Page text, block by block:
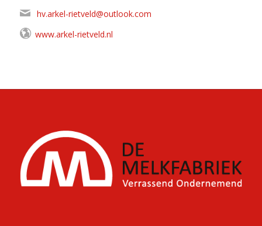
hv.arkel-rietveld@outlook.com
www.arkel-rietveld.nl